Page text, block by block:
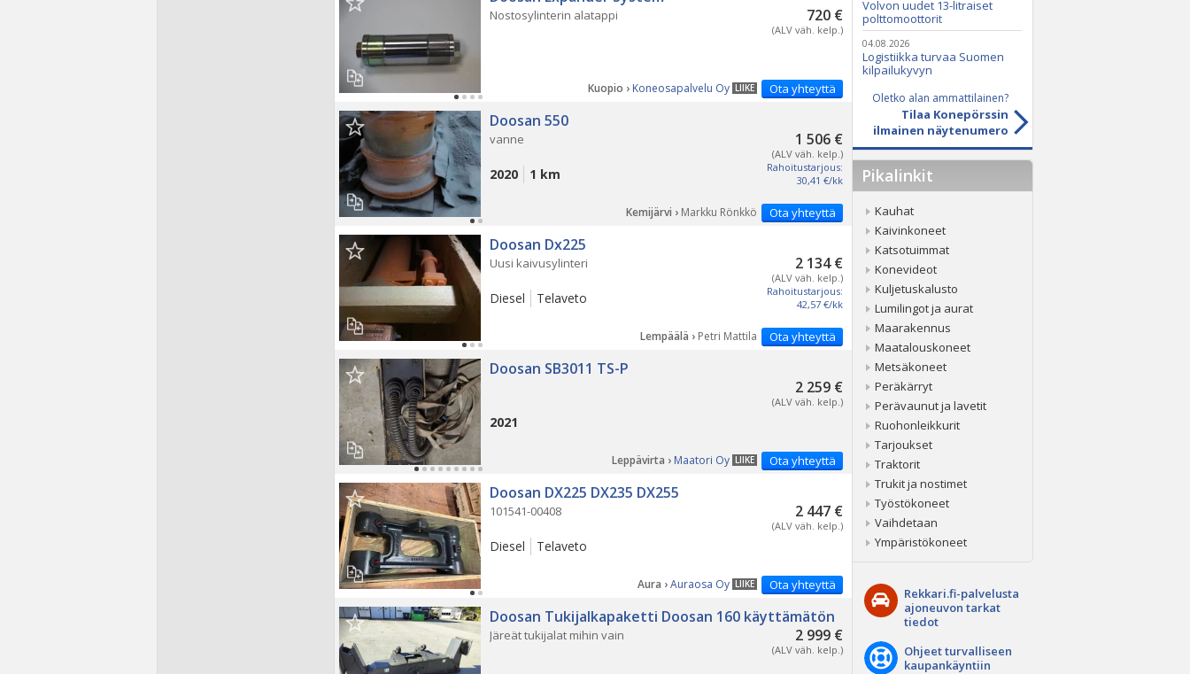
720 €
(ALV väh. kelp.)
Nostosylinterin alatappi
Ota yhteyttä
LIIKE
Kuopio › Koneosapalvelu Oy
Doosan 550
1 506 €
(ALV väh. kelp.)
Rahoitustarjous:
30,41 €/kk
vanne
2020 1 km
Ota yhteyttä
Kemijärvi › Markku Rönkkö
Doosan Dx225
2 134 €
(ALV väh. kelp.)
Rahoitustarjous:
42,57 €/kk
Uusi kaivusylinteri
Diesel Telaveto
Ota yhteyttä
Lempäälä › Petri Mattila
Doosan SB3011 TS-P
2 259 €
(ALV väh. kelp.)
2021
Ota yhteyttä
LIIKE
Leppävirta › Maatori Oy
Doosan DX225 DX235 DX255
2 447 €
(ALV väh. kelp.)
101541-00408
Diesel Telaveto
Ota yhteyttä
LIIKE
Aura ›Auraosa Oy
Doosan Tukijalkapaketti Doosan 160 käyttämätön
2 999 €
(ALV väh. kelp.)
Järeät tukijalat mihin vain
Volvon uudet 13-litraiset
polttomoottorit
04.08.2026
Logistiikka turvaa Suomen
kilpailukyvyn
Oletko alan ammattilainen?
Tilaa Konepörssin
ilmainen näytenumero
Pikalinkit
Kauhat
Kaivinkoneet
Katsotuimmat
Konevideot
Kuljetuskalusto
Lumilingot ja aurat
Maarakennus
Maatalouskoneet
Metsäkoneet
Peräkärryt
Perävaunut ja lavetit
Ruohonleikkurit
Tarjoukset
Traktorit
Trukit ja nostimet
Työstökoneet
Vaihdetaan
Ympäristökoneet
Rekkari.fi-palvelusta
ajoneuvon tarkat
tiedot
Ohjeet turvalliseen
kaupankäyntiin